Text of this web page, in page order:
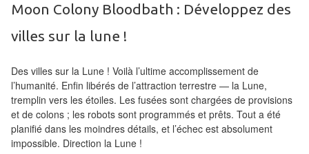
Jeux
de
Jeux
de
cartes
à
Moon Colony Bloodbath : Développez des
villes sur la lune !
Des villes sur la Lune ! Voilà l’ultime accomplissement de
l’humanité. Enfin libérés de l’attraction terrestre — la Lune,
tremplin vers les étoiles. Les fusées sont chargées de provisions
et de colons ; les robots sont programmés et prêts. Tout a été
planifié dans les moindres détails, et l’échec est absolument
impossible. Direction la Lune !